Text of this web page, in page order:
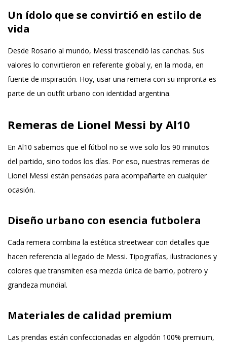
Un ídolo que se convirtió en estilo de
vida
Desde Rosario al mundo, Messi trascendió las canchas. Sus
valores lo convirtieron en referente global y, en la moda, en
fuente de inspiración. Hoy, usar una remera con su impronta es
parte de un outfit urbano con identidad argentina.
Remeras de Lionel Messi by Al10
En Al10 sabemos que el fútbol no se vive solo los 90 minutos
del partido, sino todos los días. Por eso, nuestras remeras de
Lionel Messi están pensadas para acompañarte en cualquier
ocasión.
Diseño urbano con esencia futbolera
Cada remera combina la estética streetwear con detalles que
hacen referencia al legado de Messi. Tipografías, ilustraciones y
colores que transmiten esa mezcla única de barrio, potrero y
grandeza mundial.
Materiales de calidad premium
Las prendas están confeccionadas en algodón 100% premium,